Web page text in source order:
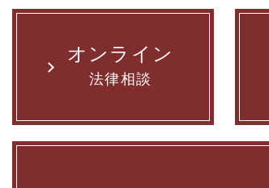
オンライン
法律相談